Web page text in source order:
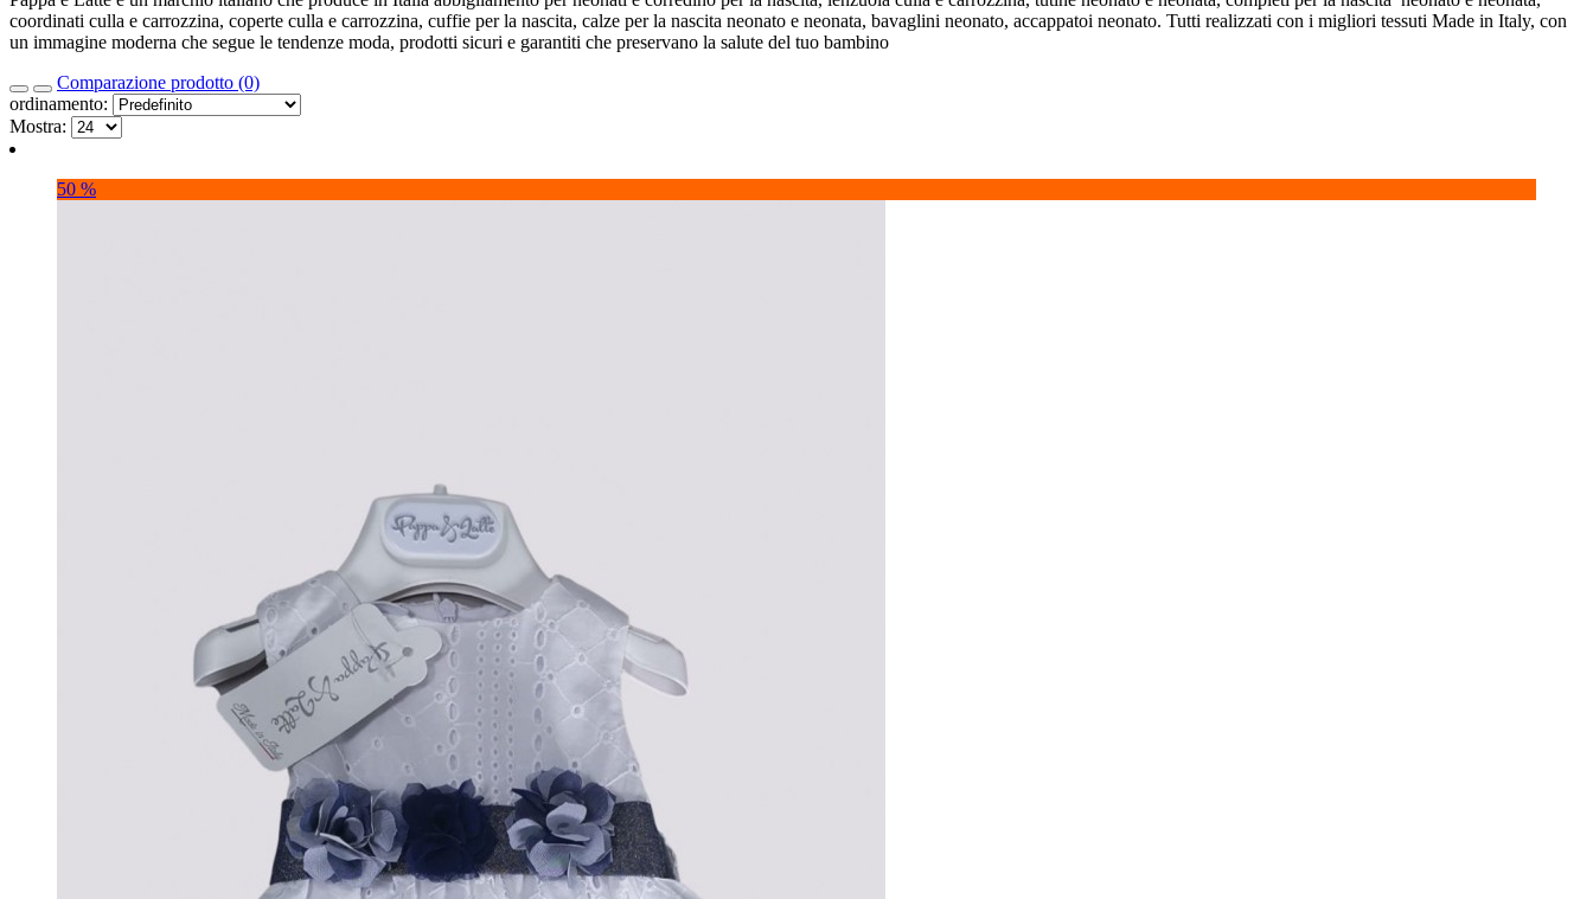
coordinati culla e carrozzina, coperte culla e carrozzina, cuffie per la nascita, calze per la nascita neonato e neonata, bavaglini neonato, accappatoi neonato. Tutti realizzati con i migliori tessuti Made in Italy, con
un immagine moderna che segue le tendenze moda, prodotti sicuri e garantiti che preservano la salute del tuo bambino
Comparazione prodotto (0)
ordinamento:
Mostra:
50 %